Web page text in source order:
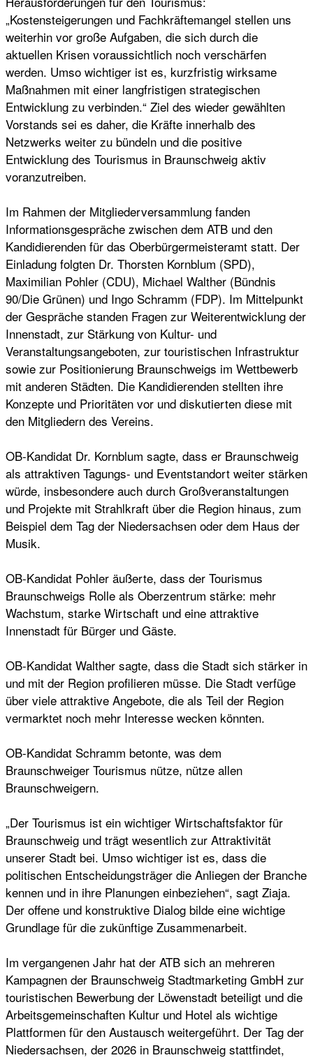
„Kostensteigerungen und Fachkräftemangel stellen uns
weiterhin vor große Aufgaben, die sich durch die
aktuellen Krisen voraussichtlich noch verschärfen
werden. Umso wichtiger ist es, kurzfristig wirksame
Maßnahmen mit einer langfristigen strategischen
Entwicklung zu verbinden.“ Ziel des wieder gewählten
Vorstands sei es daher, die Kräfte innerhalb des
Netzwerks weiter zu bündeln und die positive
Entwicklung des Tourismus in Braunschweig aktiv
voranzutreiben.
Im Rahmen der Mitgliederversammlung fanden
Informationsgespräche zwischen dem ATB und den
Kandidierenden für das Oberbürgermeisteramt statt. Der
Einladung folgten Dr. Thorsten Kornblum (SPD),
Maximilian Pohler (CDU), Michael Walther (Bündnis
90/Die Grünen) und Ingo Schramm (FDP). Im Mittelpunkt
der Gespräche standen Fragen zur Weiterentwicklung der
Innenstadt, zur Stärkung von Kultur- und
Veranstaltungsangeboten, zur touristischen Infrastruktur
sowie zur Positionierung Braunschweigs im Wettbewerb
mit anderen Städten. Die Kandidierenden stellten ihre
Konzepte und Prioritäten vor und diskutierten diese mit
den Mitgliedern des Vereins.
OB-Kandidat Dr. Kornblum sagte, dass er Braunschweig
als attraktiven Tagungs- und Eventstandort weiter stärken
würde, insbesondere auch durch Großveranstaltungen
und Projekte mit Strahlkraft über die Region hinaus, zum
Beispiel dem Tag der Niedersachsen oder dem Haus der
Musik.
OB-Kandidat Pohler äußerte, dass der Tourismus
Braunschweigs Rolle als Oberzentrum stärke: mehr
Wachstum, starke Wirtschaft und eine attraktive
Innenstadt für Bürger und Gäste.
OB-Kandidat Walther sagte, dass die Stadt sich stärker in
und mit der Region profilieren müsse. Die Stadt verfüge
über viele attraktive Angebote, die als Teil der Region
vermarktet noch mehr Interesse wecken könnten.
OB-Kandidat Schramm betonte, was dem
Braunschweiger Tourismus nütze, nütze allen
Braunschweigern.
„Der Tourismus ist ein wichtiger Wirtschaftsfaktor für
Braunschweig und trägt wesentlich zur Attraktivität
unserer Stadt bei. Umso wichtiger ist es, dass die
politischen Entscheidungsträger die Anliegen der Branche
kennen und in ihre Planungen einbeziehen“, sagt Ziaja.
Der offene und konstruktive Dialog bilde eine wichtige
Grundlage für die zukünftige Zusammenarbeit.
Im vergangenen Jahr hat der ATB sich an mehreren
Kampagnen der Braunschweig Stadtmarketing GmbH zur
touristischen Bewerbung der Löwenstadt beteiligt und die
Arbeitsgemeinschaften Kultur und Hotel als wichtige
Plattformen für den Austausch weitergeführt. Der Tag der
Niedersachsen, der 2026 in Braunschweig stattfindet,